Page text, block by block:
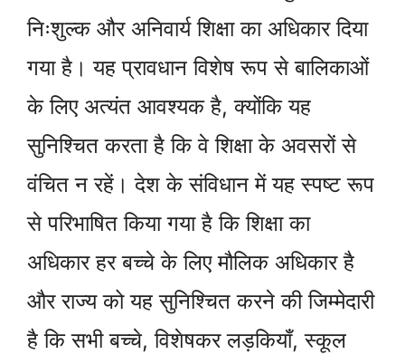
निःशुल्क और अनिवार्य शिक्षा का अधिकार दिया
गया है। यह प्रावधान विशेष रूप से बालिकाओं
के लिए अत्यंत आवश्यक है, क्योंकि यह
सुनिश्चित करता है कि वे शिक्षा के अवसरों से
वंचित न रहें। देश के संविधान में यह स्पष्ट रूप
से परिभाषित किया गया है कि शिक्षा का
अधिकार हर बच्चे के लिए मौलिक अधिकार है
और राज्य को यह सुनिश्चित करने की जिम्मेदारी
है कि सभी बच्चे, विशेषकर लड़कियाँ, स्कूल